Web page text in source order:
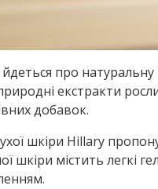
про натуральну
екстракти
добавок.
шкіри Hillary
шкіри містить легкі